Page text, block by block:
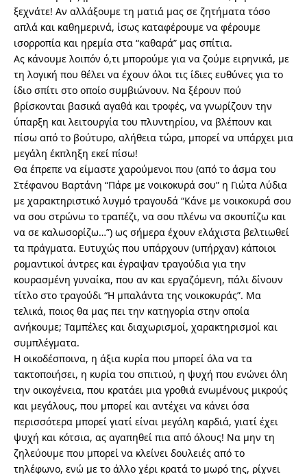
ξεχνάτε! Αν αλλάξουμε τη ματιά μας σε ζητήματα τόσο
απλά και καθημερινά, ίσως καταφέρουμε να φέρουμε
ισορροπία και ηρεμία στα “καθαρά” μας σπίτια.
Ας κάνουμε λοιπόν ό,τι μπορούμε για να ζούμε ειρηνικά, με
τη λογική που θέλει να έχουν όλοι τις ίδιες ευθύνες για το
ίδιο σπίτι στο οποίο συμβιώνουν. Να ξέρουν πού
βρίσκονται βασικά αγαθά και τροφές, να γνωρίζουν την
ύπαρξη και λειτουργία του πλυντηρίου, να βλέπουν και
πίσω από το βούτυρο, αλήθεια τώρα, μπορεί να υπάρχει μια
μεγάλη έκπληξη εκεί πίσω!
Θα έπρεπε να είμαστε χαρούμενοι που (από το άσμα του
Στέφανου Βαρτάνη “Πάρε με νοικοκυρά σου” η Γιώτα Λύδια
με χαρακτηριστικό λυγμό τραγουδά “Κάνε με νοικοκυρά σου
να σου στρώνω το τραπέζι, να σου πλένω να σκουπίζω και
να σε καλωσορίζω…”) ως σήμερα έχουν ελάχιστα βελτιωθεί
τα πράγματα. Ευτυχώς που υπάρχουν (υπήρχαν) κάποιοι
ρομαντικοί άντρες και έγραψαν τραγούδια για την
κουρασμένη γυναίκα, που αν και εργαζόμενη, πάλι δίνουν
τίτλο στο τραγούδι “Η μπαλάντα της νοικοκυράς”. Μα
τελικά, ποιος θα μας πει την κατηγορία στην οποία
ανήκουμε; Ταμπέλες και διαχωρισμοί, χαρακτηρισμοί και
συμπλέγματα.
Η οικοδέσποινα, η άξια κυρία που μπορεί όλα να τα
τακτοποιήσει, η κυρία του σπιτιού, η ψυχή που ενώνει όλη
την οικογένεια, που κρατάει μια γροθιά ενωμένους μικρούς
και μεγάλους, που μπορεί και αντέχει να κάνει όσα
περισσότερα μπορεί γιατί είναι μεγάλη καρδιά, γιατί έχει
ψυχή και κότσια, ας αγαπηθεί πια από όλους! Να μην τη
ζηλεύουμε που μπορεί να κλείνει δουλειές από το
τηλέφωνο, ενώ με το άλλο χέρι κρατά το μωρό της, ρίχνει